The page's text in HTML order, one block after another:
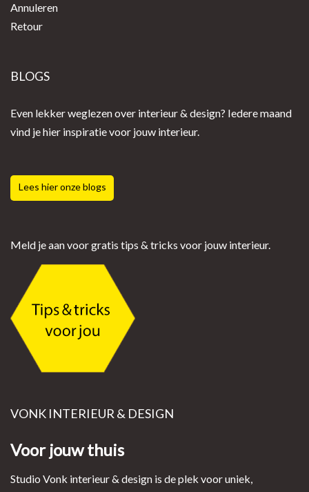
Annuleren
Retour
BLOGS
Even lekker weglezen over interieur & design? Iedere maand
vind je hier inspiratie voor jouw interieur.
Lees hier onze blogs
Meld je aan voor gratis tips & tricks voor jouw interieur.
VONK INTERIEUR & DESIGN
Voor jouw thuis
Studio Vonk interieur & design is de plek voor uniek,